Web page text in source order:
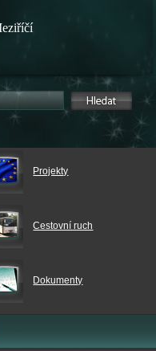
Projekty
Cestovní ruch
Dokumenty